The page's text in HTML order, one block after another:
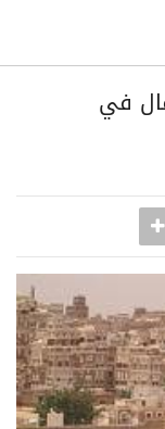
في